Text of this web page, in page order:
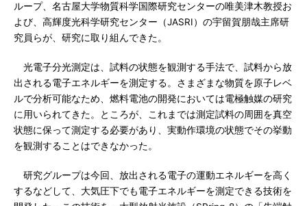
ループ、名古屋大学物質科学国際研究センターの唯美津木教授お
よび、高輝度光科学研究センター（JASRI）の宇留賀朋哉主席研
究員らが、研究に取り組んできた。
光電子分光測定は、試料の状態を観測する手法で、試料から放
出される電子エネルギーを測定する。さまざまな物質を原子レベ
ルで分析可能なため、燃料電池の開発においては電極触媒の研究
に用いられてきた。ところが、これまでは測定試料の周囲を真空
状態に保って測定する必要があり、実動作環境の状態でその挙動
を観測することはできなかった。
研究グループは今回、放出される電子の運動エネルギーを高く
するなどして、大気圧下でも電子エネルギーを測定できる技術を